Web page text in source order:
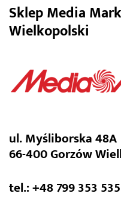
Sklep Media
Wielkopolski
ul. Myśliborska 48A
66-400 Gorzów
tel.: +48 799 353 535